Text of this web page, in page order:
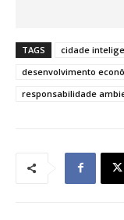
TAGS cidade
desenvolvimento
responsabilidade